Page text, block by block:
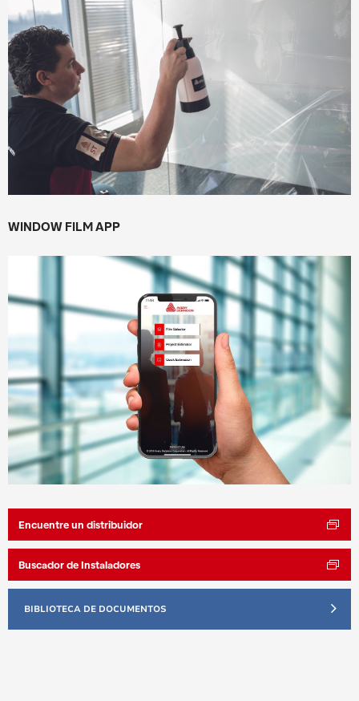
WINDOW FILM APP
Encuentre un distribuidor
Buscador de Instaladores
BIBLIOTECA DE DOCUMENTOS